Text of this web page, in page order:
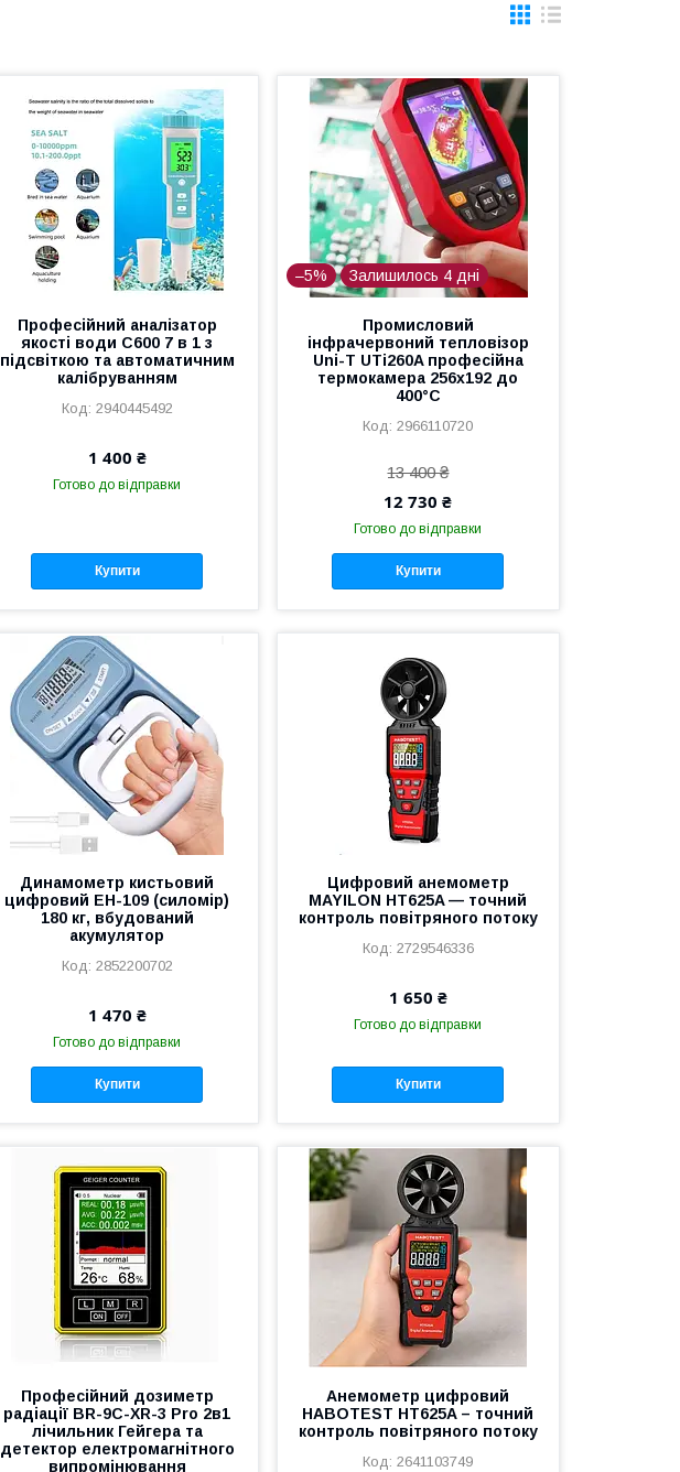
Професійний аналізатор
якості води C600 7 в 1 з
підсвіткою та автоматичним
калібруванням
2940445492
1 400 ₴
Готово до відправки
Купити
–5% Залишилось 4 дні
Промисловий
інфрачервоний тепловізор
Uni-T UTi260A професійна
термокамера 256x192 до
400°C
2966110720
13 400 ₴
12 730 ₴
Готово до відправки
Купити
Динамометр кистьовий
цифровий EH-109 (силомір)
180 кг, вбудований
акумулятор
2852200702
1 470 ₴
Готово до відправки
Купити
Цифровий анемометр
MAYILON HT625A — точний
контроль повітряного потоку
2729546336
1 650 ₴
Готово до відправки
Купити
Професійний дозиметр
радіації BR-9C-XR-3 Pro 2в1
лічильник Гейгера та
детектор електромагнітного
випромінювання
Анемометр цифровий
HABOTEST HT625A – точний
контроль повітряного потоку
2641103749